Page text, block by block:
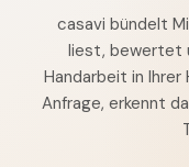
casavi bündelt
liest, bewertet
Handarbeit in
Anfrage, erkennt